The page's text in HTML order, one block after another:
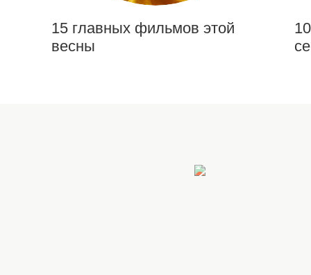
15 главных фильмов этой
весны